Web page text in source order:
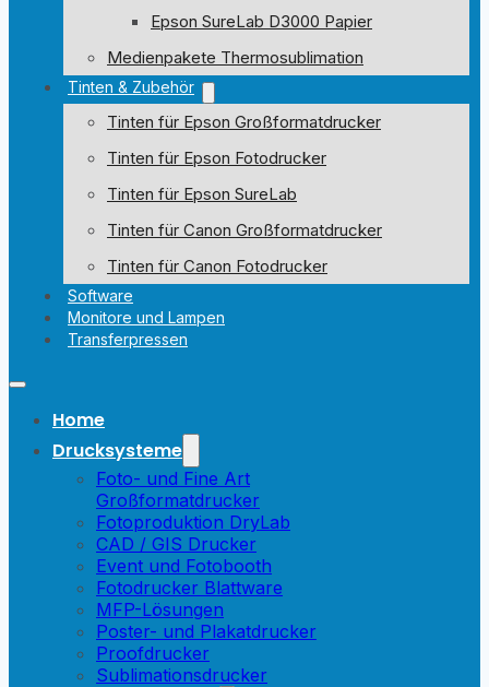
Epson SureLab D3000 Papier
Medienpakete Thermosublimation
Tinten & Zubehör
Tinten für Epson Großformatdrucker
Tinten für Epson Fotodrucker
Tinten für Epson SureLab
Tinten für Canon Großformatdrucker
Tinten für Canon Fotodrucker
Software
Monitore und Lampen
Transferpressen
Home
Drucksysteme
Foto- und Fine Art
Großformatdrucker
Fotoproduktion DryLab
CAD / GIS Drucker
Event und Fotobooth
Fotodrucker Blattware
MFP-Lösungen
Poster- und Plakatdrucker
Proofdrucker
Sublimationsdrucker